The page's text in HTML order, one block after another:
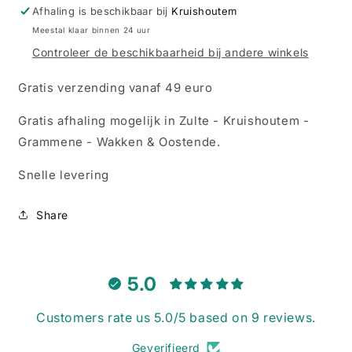
pomponnetjespomponnetjes
Afhaling is beschikbaar bij Kruishoutem
Meestal klaar binnen 24 uur
Controleer de beschikbaarheid bij andere winkels
Gratis verzending vanaf 49 euro
Gratis afhaling mogelijk in Zulte - Kruishoutem -
Grammene - Wakken & Oostende.
Snelle levering
Share
5.0
Customers rate us 5.0/5 based on 9 reviews.
Geverifieerd